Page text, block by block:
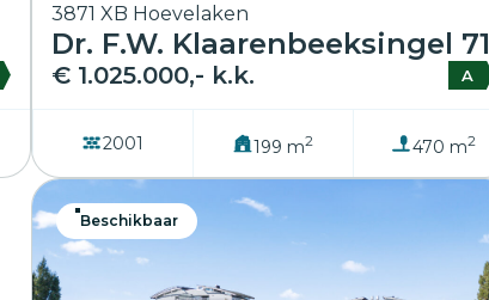
3871 XB Hoevelaken
Dr. F.W. Klaarenbeeksingel 71
€ 1.025.000,- k.k. A
2001 199 m2 470 m2
Beschikbaar